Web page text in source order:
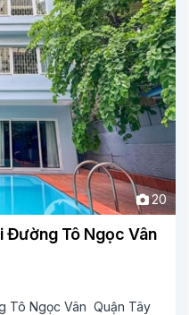
20
Đường Tô Ngọc Vân
Tô Ngọc Vân Quận Tây